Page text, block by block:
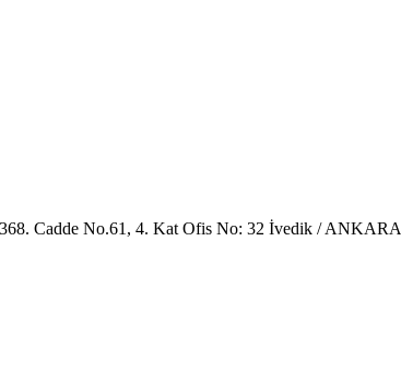
Cadde No.61, 4. Kat Ofis No: 32 İvedik / ANKARA